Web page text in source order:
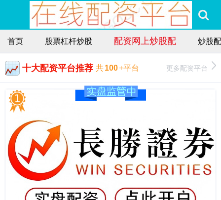
首页 股票杠杆炒股 配资网上炒股配 炒股
十大配资平台推荐 共100+平台 更多配资平台